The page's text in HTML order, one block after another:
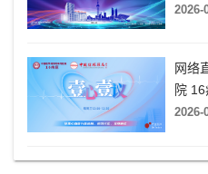
房扑
2026-
网络
院
2026-